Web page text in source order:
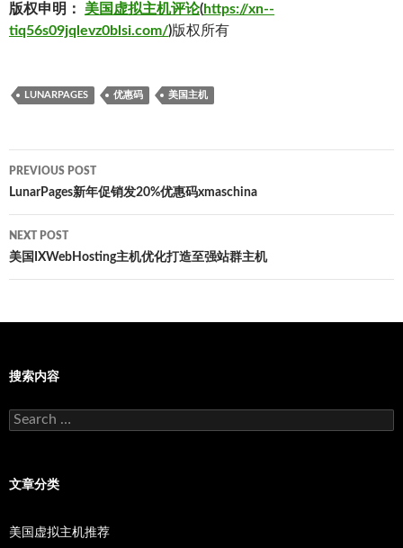
版权申明： 美国虚拟主机评论(https://xn--
tiq56s09jqlevz0blsi.com/)版权所有
LUNARPAGES 优惠码 美国主机
Post
navigation
PREVIOUS POST
LunarPages新年促销发20%优惠码xmaschina
NEXT POST
美国IXWebHosting主机优化打造至强站群主机
搜索内容
Search
for:
文章分类
美国虚拟主机推荐